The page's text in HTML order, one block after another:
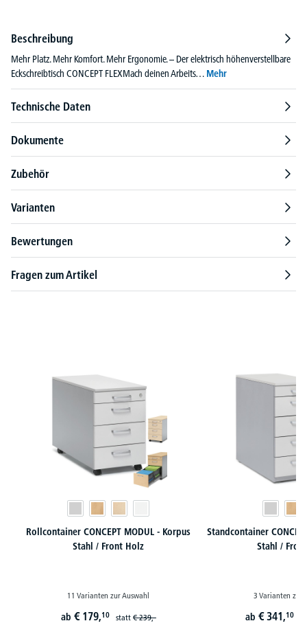
Beschreibung
Mehr Platz. Mehr Komfort. Mehr Ergonomie. – Der elektrisch höhenverstellbare
Eckschreibtisch CONCEPT FLEXMach deinen Arbeits… Mehr
Technische Daten
Dokumente
Zubehör
Varianten
Bewertungen
Fragen zum Artikel
Rollcontainer CONCEPT MODUL - Korpus
Stahl / Front Holz
11 Varianten zur Auswahl
ab € 179,10 statt€ 239,-
Standcontainer
Stahl /
3 Varianten zur
ab € 341,10